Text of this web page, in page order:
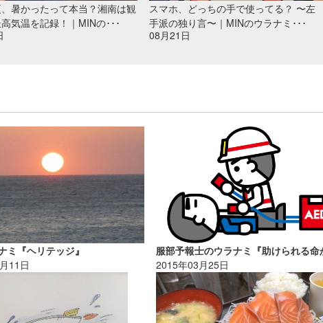
暑かったって本当？湘南は観
気温を記録！｜MINの･･･
スマホ、どっちの手で使ってる？ 〜左
手派の独り言〜｜MINのウラナミ･･･
08月21日
ミ『ヘリテッジ』
11日
2015年03月25日